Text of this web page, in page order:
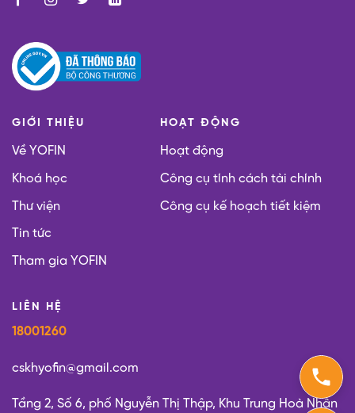
GIỚI THIỆU
Về YOFIN
Khoá học
Thư viện
Tin tức
Tham gia YOFIN
HOẠT ĐỘNG
Hoạt động
Công cụ tính cách tài chính
Công cụ kế hoạch tiết kiệm
LIÊN HỆ
18001260
cskhyofin@gmail.com
Tầng 2, Số 6, phố Nguyễn Thị Thập, Khu Trung Hoà Nhân